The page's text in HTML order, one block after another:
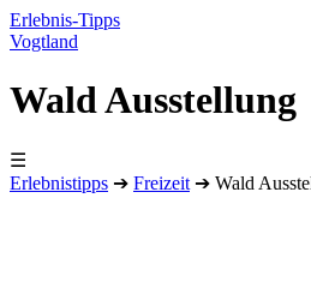
Erlebnis-Tipps
Vogtland
Wald Ausstellung
☰
Erlebnistipps ➔ Freizeit ➔ Wald